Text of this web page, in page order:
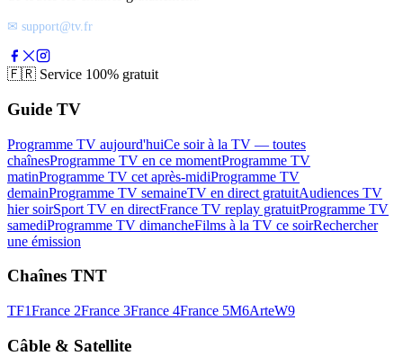
✉ support@tv.fr
🇫🇷 Service 100% gratuit
Guide TV
Programme TV aujourd'huiCe soir à la TV — toutes
chaînesProgramme TV en ce momentProgramme TV
matinProgramme TV cet après-midiProgramme TV
demainProgramme TV semaineTV en direct gratuitAudiences TV
hier soirSport TV en directFrance TV replay gratuitProgramme TV
samediProgramme TV dimancheFilms à la TV ce soirRechercher
une émission
Chaînes TNT
TF1France 2France 3France 4France 5M6ArteW9
Câble & Satellite